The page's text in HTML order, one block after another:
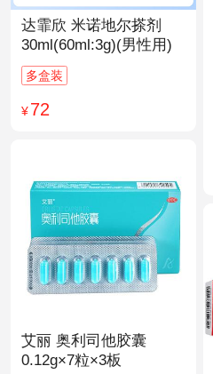
达霏欣 米诺地尔搽剂
30ml(60ml:3g)(男性用)
多盒装
¥72
艾丽 奥利司他胶囊
0.12g×7粒×3板